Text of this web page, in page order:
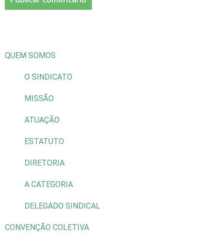
QUEM SOMOS
O SINDICATO
MISSÃO
ATUAÇÃO
ESTATUTO
DIRETORIA
A CATEGORIA
DELEGADO SINDICAL
CONVENÇÃO COLETIVA